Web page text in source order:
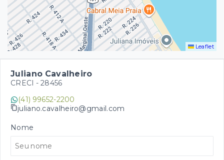
Leaflet
Juliano Cavalheiro
CRECI - 28456
(41) 99652-2200
juliano.cavalheiro@gmail.com
Nome